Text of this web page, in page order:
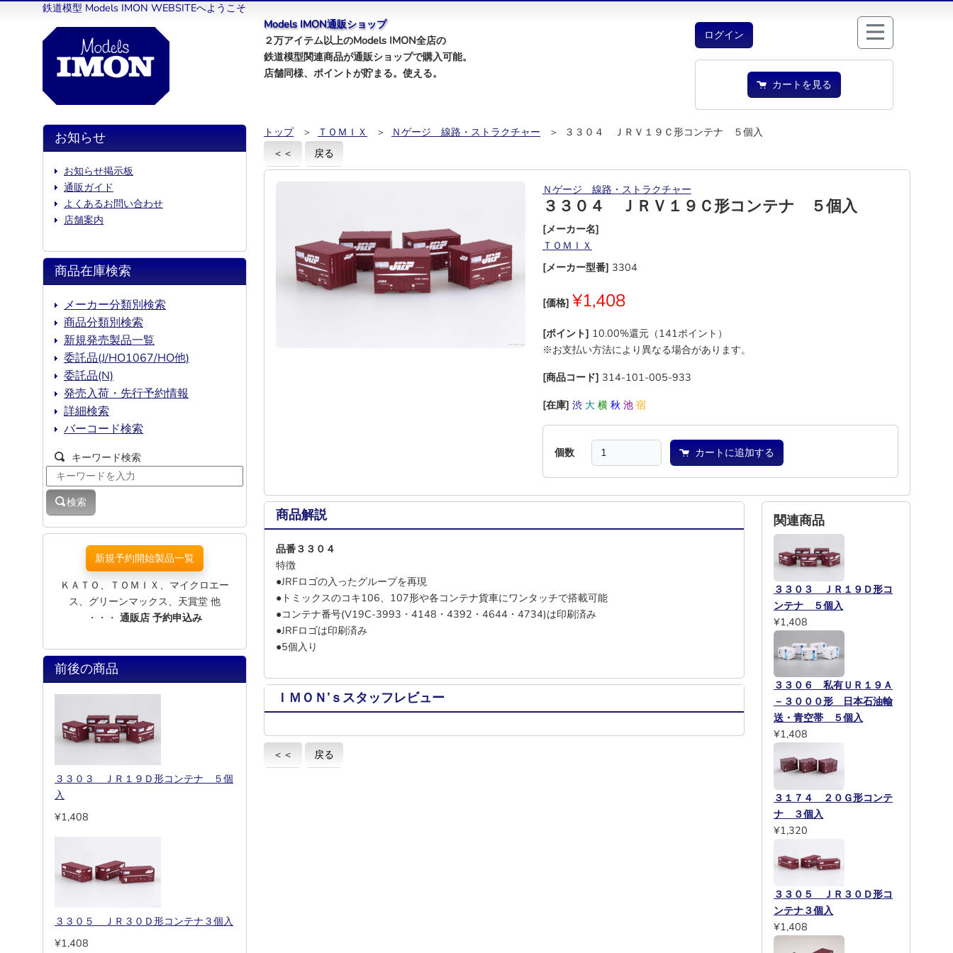
鉄道模型 Models IMON WEBSITEへようこそ
Models IMON通販ショップ
２万アイテム以上のModels IMON全店の
鉄道模型関連商品が通販ショップで購入可能。
店舗同様、ポイントが貯まる。使える。
ログイン
カートを見る
トップ ＞ ＴＯＭＩＸ ＞ Ｎゲージ＿線路・ストラクチャー
＞ ３３０４ ＪＲＶ１９Ｃ形コンテナ ５個入
＜＜
戻る
Ｎゲージ＿線路・ストラクチャー
３３０４ ＪＲＶ１９Ｃ形コンテナ ５個入
[メーカー名]
ＴＯＭＩＸ
[メーカー型番] 3304
[価格] ¥1,408
[ポイント] 10.00%還元（141ポイント）
※お支払い方法により異なる場合があります。
[商品コード] 314-101-005-933
[在庫] 渋 大 横 秋 池 宿
個数 カートに追加する
商品解説
品番３３０４
特徴
●JRFロゴの入ったグループを再現
●トミックスのコキ106、107形や各コンテナ貨車にワンタッチで搭載可能
●コンテナ番号(V19C-3993・4148・4392・4644・4734)は印刷済み
●JRFロゴは印刷済み
●5個入り
ＩＭＯＮ’ｓスタッフレビュー
＜＜ 戻る
関連商品
３３０３ ＪＲ１９Ｄ形コ
ンテナ ５個入
¥1,408
３３０６ 私有ＵＲ１９Ａ
－３０００形 日本石油輸
送・青空帯 ５個入
¥1,408
３１７４ ２０Ｇ形コンテ
ナ ３個入
¥1,320
３３０５ ＪＲ３０Ｄ形コ
ンテナ３個入
¥1,408
お知らせ
お知らせ掲示板
通販ガイド
よくあるお問い合わせ
店舗案内
商品在庫検索
メーカー分類別検索
商品分類別検索
新規発売製品一覧
委託品(J/HO1067/HO他)
委託品(N)
発売入荷・先行予約情報
詳細検索
バーコード検索
キーワード検索
検索
新規予約開始製品一覧
ＫＡＴＯ、ＴＯＭＩＸ、マイクロエー
ス、グリーンマックス、天賞堂 他
・・・ 通販店 予約申込み
前後の商品
３３０３ ＪＲ１９Ｄ形コンテナ ５個
入
¥1,408
３３０５ ＪＲ３０Ｄ形コンテナ３個入
¥1,408